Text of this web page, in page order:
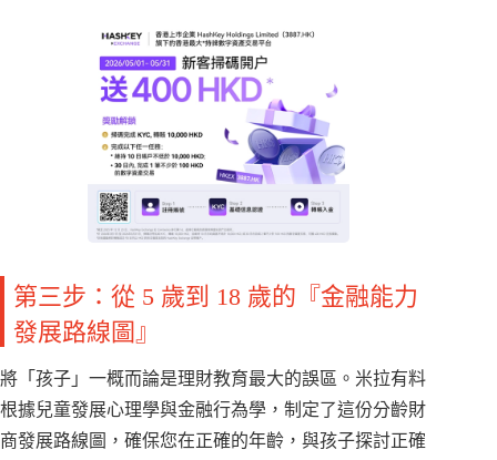
第三步：從 5 歲到 18 歲的『金融能力
發展路線圖』
將「孩子」一概而論是理財教育最大的誤區。米拉有料
根據兒童發展心理學與金融行為學，制定了這份分齡財
商發展路線圖，確保您在正確的年齡，與孩子探討正確